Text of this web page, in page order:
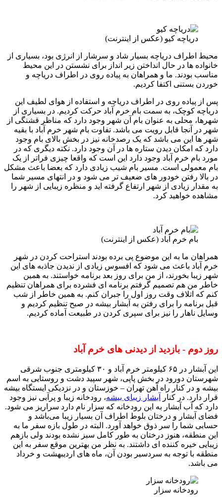
دریاچه کیو (عکس از اینترنت)
محیط اطراف دریاچه بسیار شاد و سرشار از انرژی بود، بسیاری از
خانواده ها در حال انداختن زیر انداز برای نشستن در این محیط
مناسب بودند. ما و همراهان به پیاده روی در اطراف دریاچه و
خوردن بستنی اکتفا کردیم.
پس از پیاده روی در اطراف دریاچه و استفاده از هوای لطیف این
دریاچه کوچک، به سمت بام خرم آباد حرکت کردیم. در بسیاری از
شهرها، محلی به عنوان بام آن شهر وجود دارد که مناظر قشنگی از
شهر در آنجا قابل رویت می باشد. تفاوت بام شهر خرم آباد با بقیه
شهر ها این می باشد که یک رصدخانه نیز در بخش بالای بام وجود
دارد که امکان دیدن ستاره ها در آن وجود دارد. نکته دیگری که در
مورد بام خرم آباد وجود دارد این است که واقعا چیزی فراتر از یک
بام معمولی است. مسیر بام شیب زیادی دارد که بعضا باعث مشکل
در بالا رفتن خودور های ضعیف تر می شود و در انتهای مسیر شما
به مقدار زیادی از شهر ارتفاع گرفته اید و منظره زیبایی از شهر را
مشاهده خواهید کرد.
بام خرم آباد (عکس از اینترنت)
همراهان ما به این موضوع پی برده بودند استراحت کردن در شهر
خرم آباد باعث می شود که افسوس زیادی از ندیدن جاذبه های این
شهر زیبا بخورند، از من برای روز بعد برنامه خواستند. به همین
خاطر من هم تصمیم گرفتم برنامه ای فشرده برای همراهان تنظیم
کنم که اتلاف وقت روز اول را جبران کنم. به همین خاطر از شب
قبل برنامه را برای رفتن به آبشار بیشه در صبح تنظیم کردیم و
وسایل ناهار را نیز برای سپری کردن در طبیعت آماده کردیم.
روز دوم - بازدید از دیدنی های خرم آباد
این آبشار در ۶۵ کیلومتر خرم آباد و ۳۰ کیلومتری جنوب شرقی
شهرستان دورود در بخش پاپی، شهر سپید دشت و روستایی به اسم
بیشه و در کنار راه آهن تهران – خوزستان و در نزدیکی ایستگاه بیشه
قرار دارد. در کنار
آبشار زیبای بیشه، رودخانه زیبا و پرآبی نیز وجود
دارد که آب آبشار به این رودخانه که سزار نام دارد سراریز می شود.
فضای آبشار و درختان بلوط اطراف آن بسیار زیبا می‌باشد و
حسابی شما را سر ذوق خواهد آورد. البته در طول بازه سفر ما به
این منطقه، هنوز درختان به طور کامل سبز نشده بودند ولی بازهم
زیبایی خیره کننده ای داشتند. به نظر من بهترین موقع سفر به این
منطقه با توجه به سردسیر بودن آن، ماه های اردیبهشت و خرداد
می باشد.
رودخانه سزار